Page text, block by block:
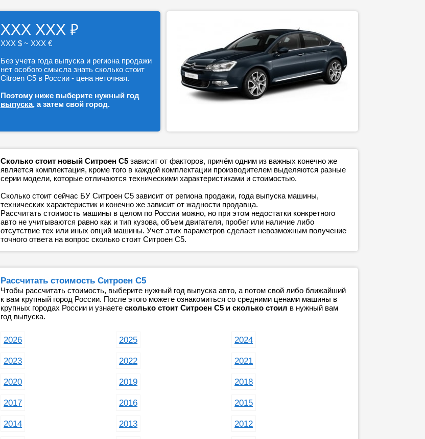
ХХХ ХХХ ₽
ХХХ $ ~ ХХХ €
Без учета года выпуска и региона продажи
нет особого смысла знать сколько стоит
Citroen C5 в России - цена неточная.
Поэтому ниже выберите нужный год
выпуска, а затем свой город.
Сколько стоит новый Ситроен С5 зависит от факторов, причём одним из важных конечно же
является комплектация, кроме того в каждой комплектации производителем выделяются разные
серии модели, которые отличаются техническими характеристиками и стоимостью.
Сколько стоит сейчас БУ Ситроен С5 зависит от региона продажи, года выпуска машины,
технических характеристик и конечно же зависит от жадности продавца.
Рассчитать стоимость машины в целом по России можно, но при этом недостатки конкретного
авто не учитываются равно как и тип кузова, объем двигателя, пробег или наличие либо
отсутствие тех или иных опций машины. Учет этих параметров сделает невозможным получение
точного ответа на вопрос сколько стоит Ситроен С5.
Рассчитать стоимость Ситроен С5
Чтобы рассчитать стоимость, выберите нужный год выпуска авто, а потом свой либо ближайший
к вам крупный город России. После этого можете ознакомиться со средними ценами машины в
крупных городах России и узнаете сколько стоит Ситроен С5 и сколько стоил в нужный вам
год выпуска.
2026 2025 2024
2023 2022 2021
2020 2019 2018
2017 2016 2015
2014 2013 2012